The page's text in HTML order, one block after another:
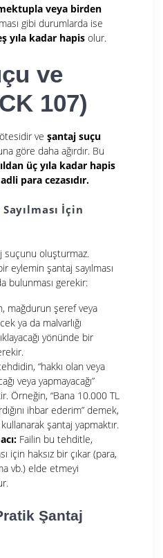
veya birden
gibi durumlarda ise
yıla kadar hapis olur.
ve
107)
ve şantaj suçu
göre daha ağırdır. Bu
üç yıla kadar hapis
para cezasıdır.
İçin
suçunu oluşturmaz.
eylemin şantaj sayılması
bulunması gerekir:
mağdurun şeref veya
ya da malvarlığı
yönünde bir
“hakkı olan veya
veya yapmayacağı”
Örneğin, “Bana 10.000 TL
ihbar ederim” demek,
şantaj yapmaktır.
Failin bu tehditle,
için haksız bir çıkar (para,
vb.) elde etmeyi
Şantaj